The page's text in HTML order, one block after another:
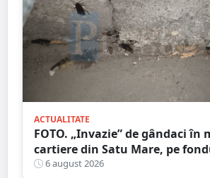
ACTUALITATE
FOTO. „Invazie” de gândaci în
cartiere din Satu Mare, pe
6 august 2026